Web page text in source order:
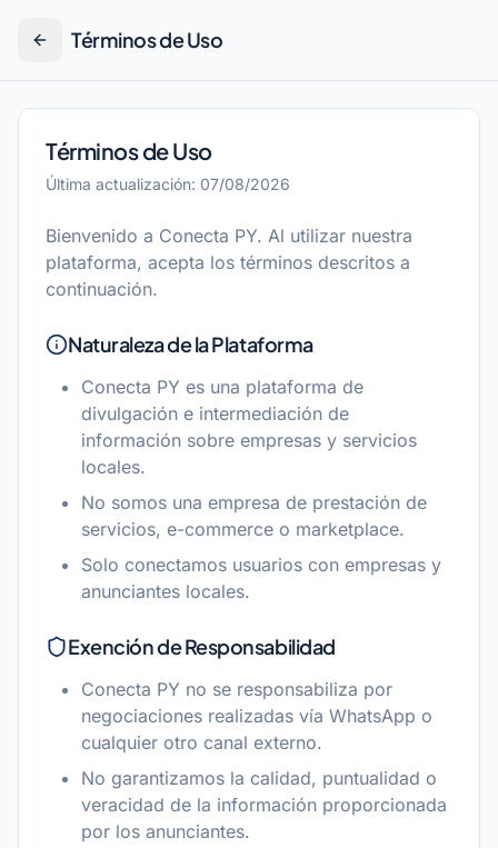
Términos de Uso
Términos de Uso
Última actualización: 07/08/2026
Bienvenido a Conecta PY. Al utilizar nuestra
plataforma, acepta los términos descritos a
continuación.
Naturaleza de la Plataforma
Conecta PY es una plataforma de
divulgación e intermediación de
información sobre empresas y servicios
locales.
No somos una empresa de prestación de
servicios, e-commerce o marketplace.
Solo conectamos usuarios con empresas y
anunciantes locales.
Exención de Responsabilidad
Conecta PY no se responsabiliza por
negociaciones realizadas vía WhatsApp o
cualquier otro canal externo.
No garantizamos la calidad, puntualidad o
veracidad de la información proporcionada
por los anunciantes.